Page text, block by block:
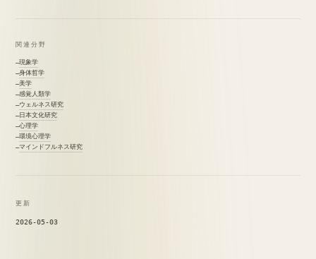
関連分野
現象学
身体哲学
美学
感覚人類学
ウェルネス研究
日本文化研究
心理学
環境心理学
マインドフルネス研究
更新
2026-05-03